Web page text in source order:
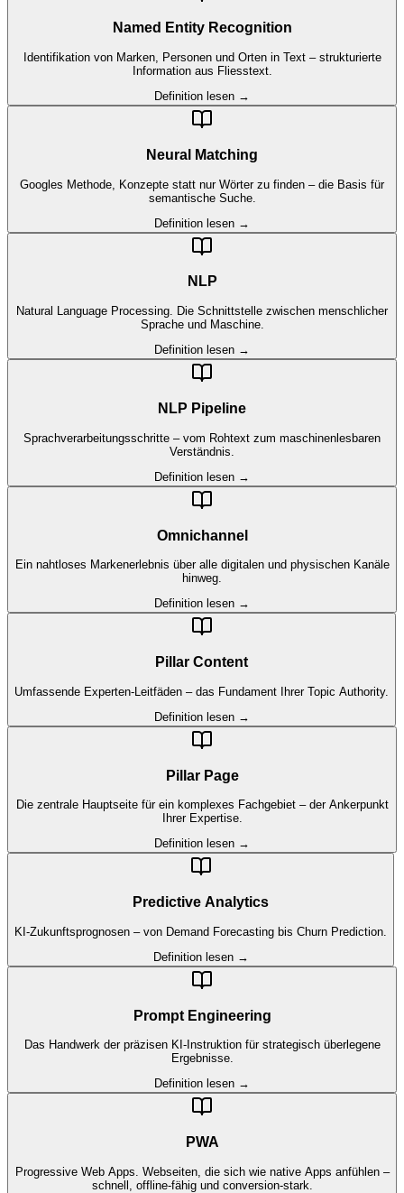
Named Entity Recognition
Identifikation von Marken, Personen und Orten in Text – strukturierte
Information aus Fliesstext.
Definition lesen →
Neural Matching
Googles Methode, Konzepte statt nur Wörter zu finden – die Basis für
semantische Suche.
Definition lesen →
NLP
Natural Language Processing. Die Schnittstelle zwischen menschlicher
Sprache und Maschine.
Definition lesen →
NLP Pipeline
Sprachverarbeitungsschritte – vom Rohtext zum maschinenlesbaren
Verständnis.
Definition lesen →
Omnichannel
Ein nahtloses Markenerlebnis über alle digitalen und physischen Kanäle
hinweg.
Definition lesen →
Pillar Content
Umfassende Experten-Leitfäden – das Fundament Ihrer Topic Authority.
Definition lesen →
Pillar Page
Die zentrale Hauptseite für ein komplexes Fachgebiet – der Ankerpunkt
Ihrer Expertise.
Definition lesen →
Predictive Analytics
KI-Zukunftsprognosen – von Demand Forecasting bis Churn Prediction.
Definition lesen →
Prompt Engineering
Das Handwerk der präzisen KI-Instruktion für strategisch überlegene
Ergebnisse.
Definition lesen →
PWA
Progressive Web Apps. Webseiten, die sich wie native Apps anfühlen –
schnell, offline-fähig und conversion-stark.